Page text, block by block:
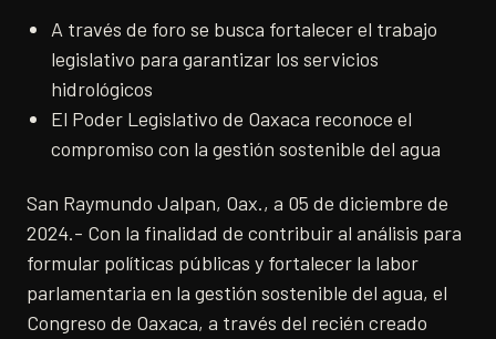
A través de foro se busca fortalecer el trabajo
legislativo para garantizar los servicios
hidrológicos
El Poder Legislativo de Oaxaca reconoce el
compromiso con la gestión sostenible del agua
San Raymundo Jalpan, Oax., a 05 de diciembre de
2024.- Con la finalidad de contribuir al análisis para
formular políticas públicas y fortalecer la labor
parlamentaria en la gestión sostenible del agua, el
Congreso de Oaxaca, a través del recién creado